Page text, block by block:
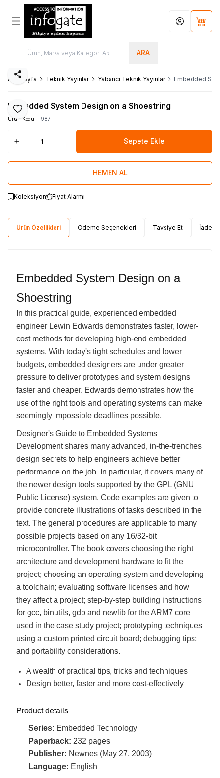
ARA
Hesabım
Ana Sayfa Teknik Yayınlar Yabancı Teknik Yayınlar Embedded
Favoriye Ekle
Paylaş
Embedded System Design on a Shoestring
Ürün Kodu: T987
Sepete Ekle
HEMEN AL
Koleksiyon Fiyat Alarmı
Ürün Özellikleri Ödeme Seçenekleri Tavsiye Et İade
Embedded System Design on a
Shoestring
In this practical guide, experienced embedded
engineer Lewin Edwards demonstrates faster, lower-
cost methods for developing high-end embedded
systems. With today's tight schedules and lower
budgets, embedded designers are under greater
pressure to deliver prototypes and system designs
faster and cheaper. Edwards demonstrates how the
use of the right tools and operating systems can make
seemingly impossible deadlines possible.
Designer's Guide to Embedded Systems
Development shares many advanced, in-the-trenches
design secrets to help engineers achieve better
performance on the job. In particular, it covers many of
the newer design tools supported by the GPL (GNU
Public License) system. Code examples are given to
provide concrete illustrations of tasks described in the
text. The general procedures are applicable to many
possible projects based on any 16/32-bit
microcontroller. The book covers choosing the right
architecture and development hardware to fit the
project; choosing an operating system and developing
a toolchain; evaluating software licenses and how
they affect a project; step-by-step building instructions
for gcc, binutils, gdb and newlib for the ARM7 core
used in the case study project; prototyping techniques
using a custom printed circuit board; debugging tips;
and portability considerations.
A wealth of practical tips, tricks and techniques
Design better, faster and more cost-effectively
Product details
Series: Embedded Technology
Paperback: 232 pages
Publisher: Newnes (May 27, 2003)
Language: English